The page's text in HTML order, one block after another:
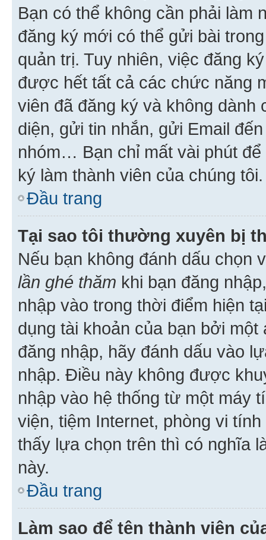
Bạn có thể không cần phải làm
đăng ký mới có thể gửi bài
quản trị. Tuy nhiên, việc đăng
được hết tất cả các chức năng
viên đã đăng ký và không
diện, gửi tin nhắn, gửi Email
nhóm… Bạn chỉ mất vài phút
ký làm thành viên của chúng tôi.
Đầu trang
Tại sao tôi thường xuyên bị
Nếu bạn không đánh dấu chọn
lần ghé thăm khi bạn đăng
nhập vào trong thời điểm hiện
dụng tài khoản của bạn bởi
đăng nhập, hãy đánh dấu vào
nhập. Điều này không được
nhập vào hệ thống từ một máy
viện, tiệm Internet, phòng vi
thấy lựa chọn trên thì có nghĩa
này.
Đầu trang
Làm sao để tên thành viên